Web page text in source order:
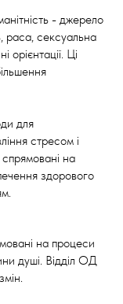
- джерело
раса, сексуальна
орієнтації. Ці
для
стресом і
на
здорового
на процеси
душі. Відділ ОД